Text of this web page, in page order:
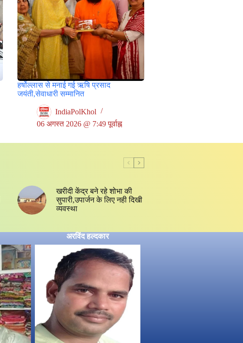
हर्षोल्लास से मनाई गई ऋषि प्रसाद
जयंती,सेवाधारी सम्मानित
IndiaPolKhol
06 अगस्त 2026 @ 7:49 पूर्वाह्न
खरीदी केंद्र बने रहे शोभा की
सुपारी,उपार्जन के लिए नही दिखी
व्यवस्था
अरविंद हल्दकार